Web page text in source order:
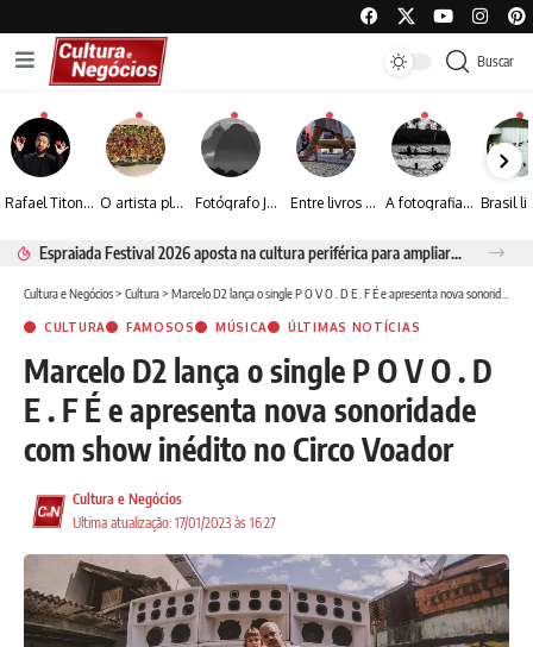
Buscar
Rafael Titonelly leva magia e acolhimento a crianças em tratamento oncológico em Juiz de Fora O artista plástico Jorge Luiz transforma sustentabilidade e criatividade em arte contemporânea Fotógrafo José Roberto apresenta um olhar sensível sobre arquitetura, formas e luz na fotografia Entre livros e fotografia autoral, Sebastião Reis consolida uma trajetória marcada pelo olhar artístico A fotografia contemporânea de Cynthia Feyh Jappur entre luz, movimento e arte
Espraiada Festival 2026 aposta na cultura periférica para ampliar oportunidades na zona sul
Cultura e Negócios> Cultura> Marcelo D2 lança o single P O V O . D E . F É e apresenta nova sonoridade com show inédito no Circo Voador
CULTURA FAMOSOS MÚSICA ÚLTIMAS NOTÍCIAS
Marcelo D2 lança o single P O V O . D
E . F É e apresenta nova sonoridade
com show inédito no Circo Voador
Ultima atualização: 17/01/2023 às 16:27
Cultura e Negócios